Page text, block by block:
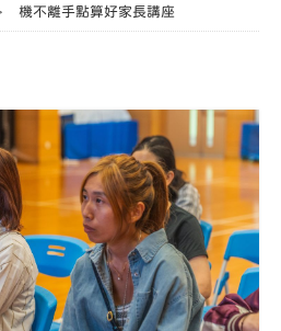
機不離手點算好家長講座